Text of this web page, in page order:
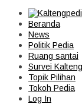
Beranda
News
Politik Pedia
Ruang santai
Survei
Topik Pilihan
Tokoh Pedia
Log In